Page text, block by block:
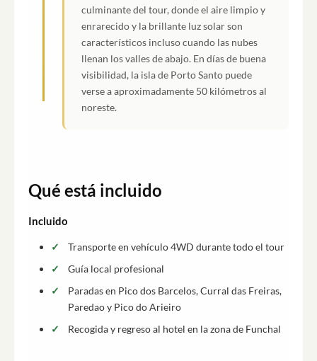
culminante del tour, donde el aire limpio y
enrarecido y la brillante luz solar son
característicos incluso cuando las nubes
llenan los valles de abajo. En días de buena
visibilidad, la isla de Porto Santo puede
verse a aproximadamente 50 kilómetros al
noreste.
Qué está incluido
Incluido
Transporte en vehículo 4WD durante todo el tour
Guía local profesional
Paradas en Pico dos Barcelos, Curral das Freiras,
Paredao y Pico do Arieiro
Recogida y regreso al hotel en la zona de Funchal